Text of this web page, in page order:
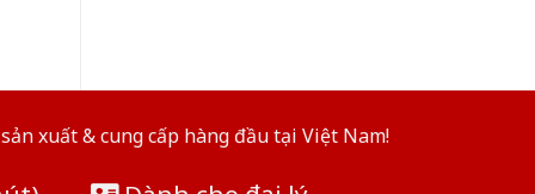
xuất & cung cấp hàng đầu tại Việt Nam!